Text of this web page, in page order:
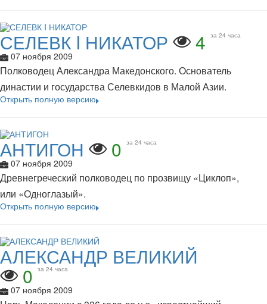
СЕЛЕВК I НИКАТОР 4 за 24 часа
07 ноября 2009
Полководец Александра Македонского. Основатель
династии и государства Селевкидов в Малой Азии.
Открыть полную версию
АНТИГОН 0 за 24 часа
07 ноября 2009
Древнегреческий полководец по прозвищу «Циклоп»,
или «Одноглазый».
Открыть полную версию
АЛЕКСАНДР ВЕЛИКИЙ
0 за 24 часа
07 ноября 2009